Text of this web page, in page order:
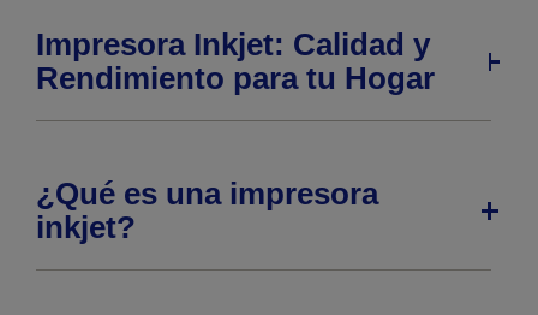
Impresora Inkjet: Calidad y
Rendimiento para tu Hogar
¿Qué es una impresora
inkjet?